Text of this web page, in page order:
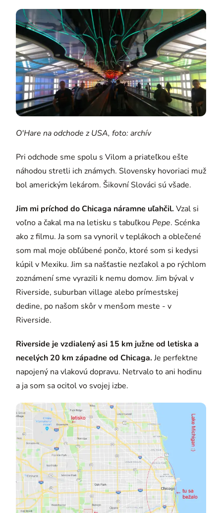
O'Hare na odchode z USA, foto: archív
Pri odchode sme spolu s Vilom a priateľkou ešte
náhodou stretli ich známych. Slovensky hovoriaci muž
bol americkým lekárom. Šikovní Slováci sú všade.
Jim mi príchod do Chicaga náramne uľahčil. Vzal si
voľno a čakal ma na letisku s tabuľkou Pepe. Scénka
ako z filmu. Ja som sa vynoril v teplákoch a oblečené
som mal moje obľúbené pončo, ktoré som si kedysi
kúpil v Mexiku. Jim sa našťastie nezľakol a po rýchlom
zoznámení sme vyrazili k nemu domov. Jim býval v
Riverside, suburban village alebo prímestskej
dedine, po našom skôr v menšom meste - v
Riverside.
Riverside je vzdialený asi 15 km južne od letiska a
necelých 20 km západne od Chicaga. Je perfektne
napojený na vlakovú dopravu. Netrvalo to ani hodinu
a ja som sa ocitol vo svojej izbe.